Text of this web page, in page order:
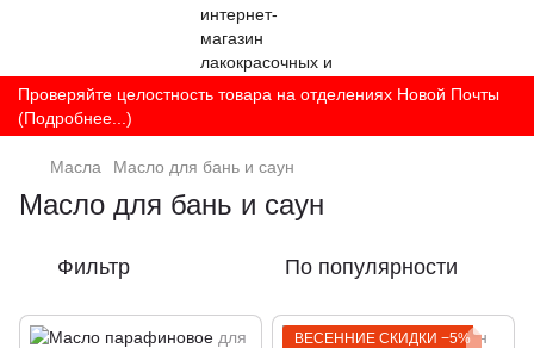
Проверяйте целостность товара на отделениях Новой Почты
(Подробнее...)
Масла Масло для бань и саун
Масло для бань и саун
Фильтр По популярности
ВЕСЕННИЕ СКИДКИ −5%